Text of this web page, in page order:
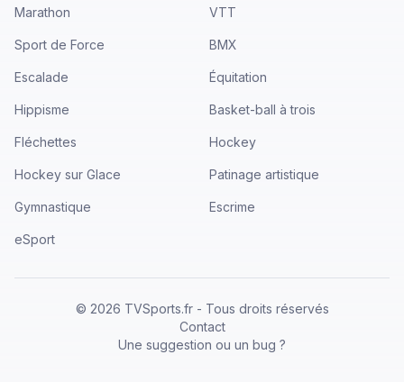
Marathon VTT
Sport de Force BMX
Escalade Équitation
Hippisme Basket-ball à trois
Fléchettes Hockey
Hockey sur Glace Patinage artistique
Gymnastique Escrime
eSport
© 2026 TVSports.fr - Tous droits réservés
Contact
Une suggestion ou un bug ?